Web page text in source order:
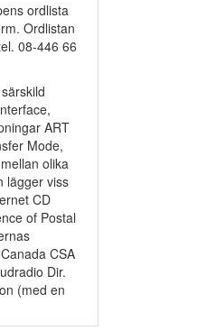
ordlista
Ordlistan
08-446 66
ART
Mode,
olika
lägger viss
CD
of Postal
CSA
Dir.
(med en